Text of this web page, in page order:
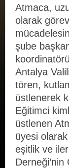
Atmaca,
olarak
şube
Antalya
tören,
üstlenerek
Eğitimci
üstlenen
üyesi
eşitlik ve
Derneği’nin